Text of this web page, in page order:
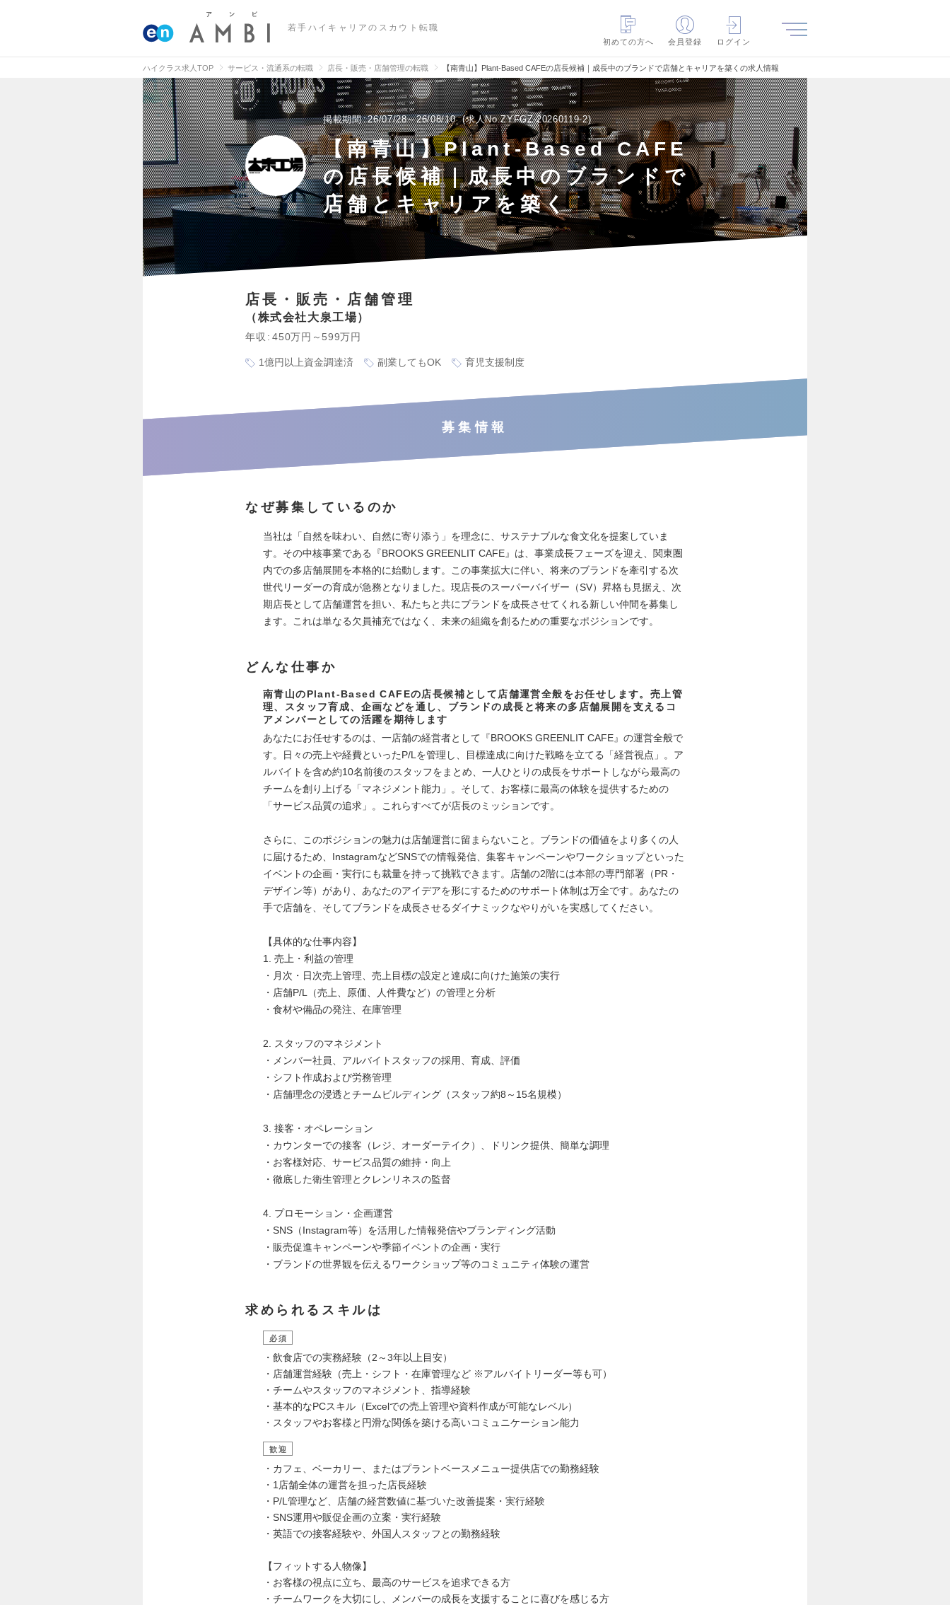
若手ハイキャリアのスカウト転職
初めての方へ
会員登録 ログイン
ハイクラス求人TOP サービス・流通系の転職 店長・販売・店舗管理の転職 【南青山】Plant-Based CAFEの店長候補｜成長中のブランドで店舗とキャリアを築くの求人情報
掲載期間 26/07/28～26/08/10 求人No.ZYFGZ-20260119-2
【南青山】Plant-Based CAFE
の店長候補｜成長中のブランドで
店舗とキャリアを築く
店長・販売・店舗管理
株式会社大泉工場
年収 450万円～599万円
1億円以上資金調達済 副業してもOK 育児支援制度
募集情報
なぜ募集しているのか
当社は「自然を味わい、自然に寄り添う」を理念に、サステナブルな食文化を提案していま
す。その中核事業である『BROOKS GREENLIT CAFE』は、事業成長フェーズを迎え、関東圏
内での多店舗展開を本格的に始動します。この事業拡大に伴い、将来のブランドを牽引する次
世代リーダーの育成が急務となりました。現店長のスーパーバイザー（SV）昇格も見据え、次
期店長として店舗運営を担い、私たちと共にブランドを成長させてくれる新しい仲間を募集し
ます。これは単なる欠員補充ではなく、未来の組織を創るための重要なポジションです。
どんな仕事か
南青山のPlant-Based CAFEの店長候補として店舗運営全般をお任せします。売上管
理、スタッフ育成、企画などを通し、ブランドの成長と将来の多店舗展開を支えるコ
アメンバーとしての活躍を期待します
あなたにお任せするのは、一店舗の経営者として『BROOKS GREENLIT CAFE』の運営全般で
す。日々の売上や経費といったP/Lを管理し、目標達成に向けた戦略を立てる「経営視点」。ア
ルバイトを含め約10名前後のスタッフをまとめ、一人ひとりの成長をサポートしながら最高の
チームを創り上げる「マネジメント能力」。そして、お客様に最高の体験を提供するための
「サービス品質の追求」。これらすべてが店長のミッションです。
さらに、このポジションの魅力は店舗運営に留まらないこと。ブランドの価値をより多くの人
に届けるため、InstagramなどSNSでの情報発信、集客キャンペーンやワークショップといった
イベントの企画・実行にも裁量を持って挑戦できます。店舗の2階には本部の専門部署（PR・
デザイン等）があり、あなたのアイデアを形にするためのサポート体制は万全です。あなたの
手で店舗を、そしてブランドを成長させるダイナミックなやりがいを実感してください。
【具体的な仕事内容】
1. 売上・利益の管理
・月次・日次売上管理、売上目標の設定と達成に向けた施策の実行
・店舗P/L（売上、原価、人件費など）の管理と分析
・食材や備品の発注、在庫管理
2. スタッフのマネジメント
・メンバー社員、アルバイトスタッフの採用、育成、評価
・シフト作成および労務管理
・店舗理念の浸透とチームビルディング（スタッフ約8～15名規模）
3. 接客・オペレーション
・カウンターでの接客（レジ、オーダーテイク）、ドリンク提供、簡単な調理
・お客様対応、サービス品質の維持・向上
・徹底した衛生管理とクレンリネスの監督
4. プロモーション・企画運営
・SNS（Instagram等）を活用した情報発信やブランディング活動
・販売促進キャンペーンや季節イベントの企画・実行
・ブランドの世界観を伝えるワークショップ等のコミュニティ体験の運営
求められるスキルは
必須
・飲食店での実務経験（2～3年以上目安）
・店舗運営経験（売上・シフト・在庫管理など ※アルバイトリーダー等も可）
・チームやスタッフのマネジメント、指導経験
・基本的なPCスキル（Excelでの売上管理や資料作成が可能なレベル）
・スタッフやお客様と円滑な関係を築ける高いコミュニケーション能力
歓迎
・カフェ、ベーカリー、またはプラントベースメニュー提供店での勤務経験
・1店舗全体の運営を担った店長経験
・P/L管理など、店舗の経営数値に基づいた改善提案・実行経験
・SNS運用や販促企画の立案・実行経験
・英語での接客経験や、外国人スタッフとの勤務経験
【フィットする人物像】
・お客様の視点に立ち、最高のサービスを追求できる方
・チームワークを大切にし、メンバーの成長を支援することに喜びを感じる方